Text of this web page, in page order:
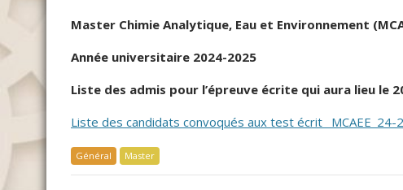
Master Chimie Analytique, Eau et Environnement
Année universitaire 2024-2025
Liste des admis pour l’épreuve écrite qui aura lieu le
Liste des candidats convoqués aux test écrit _MCAEE_24-
Général Master